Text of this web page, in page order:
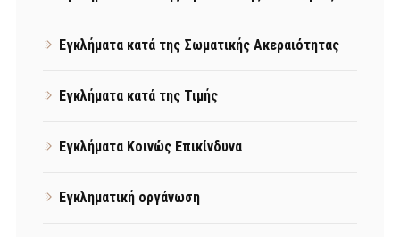
Εγκλήματα κατά της Σωματικής Ακεραιότητας
Εγκλήματα κατά της Τιμής
Εγκλήματα Κοινώς Επικίνδυνα
Εγκληματική οργάνωση